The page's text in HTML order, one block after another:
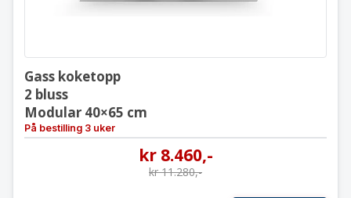
Gass koketopp
2 bluss
Modular 40×65 cm
På bestilling 3 uker
kr8.460,-
kr11.280,-